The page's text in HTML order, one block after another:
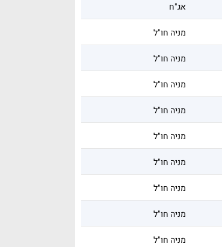
אג"ח
מניה חו"ל
מניה חו"ל
מניה חו"ל
מניה חו"ל
מניה חו"ל
מניה חו"ל
מניה חו"ל
מניה חו"ל
מניה חו"ל